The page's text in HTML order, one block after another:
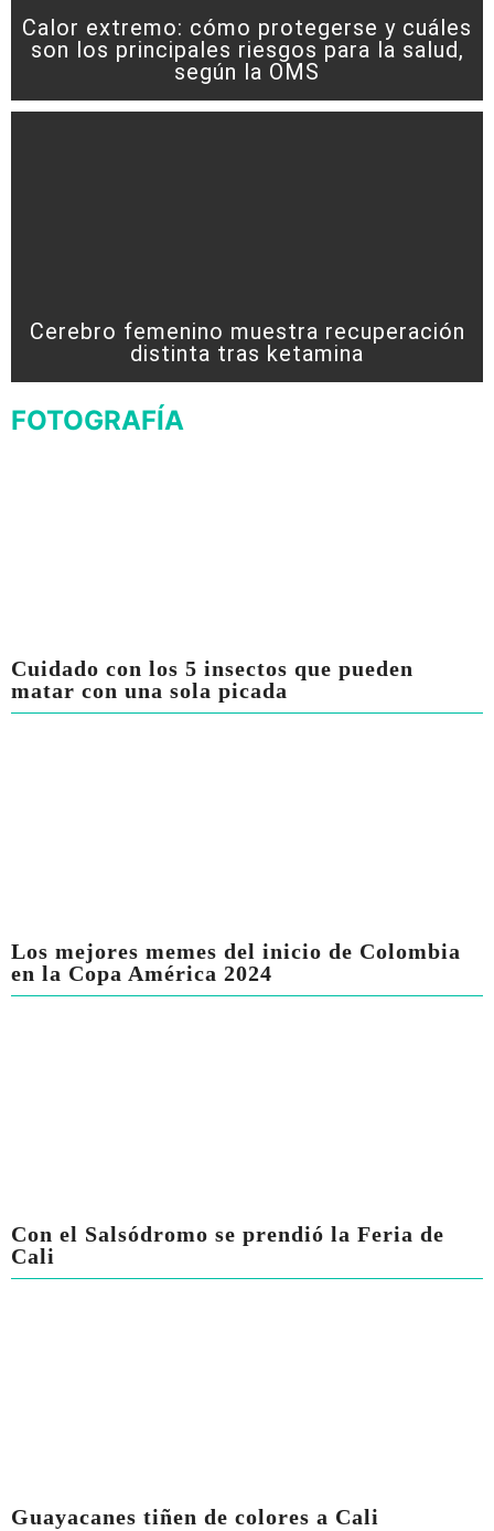
Calor extremo: cómo protegerse y cuáles
son los principales riesgos para la salud,
según la OMS
Cerebro femenino muestra recuperación
distinta tras ketamina
FOTOGRAFÍA
Cuidado con los 5 insectos que pueden
matar con una sola picada
Los mejores memes del inicio de Colombia
en la Copa América 2024
Con el Salsódromo se prendió la Feria de
Cali
Guayacanes tiñen de colores a Cali